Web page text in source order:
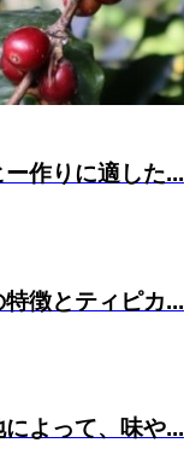
作りに適した...
徴とティピカ...
よって、味や...